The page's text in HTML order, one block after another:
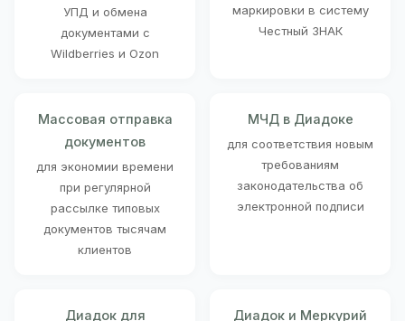
УПД и обмена
документами с
Wildberries и Ozon
маркировки в систему
Честный ЗНАК
Массовая отправка
документов
для экономии времени
при регулярной
рассылке типовых
документов тысячам
клиентов
МЧД в Диадоке
для соответствия новым
требованиям
законодательства об
электронной подписи
Диадок для
Диадок и Меркурий